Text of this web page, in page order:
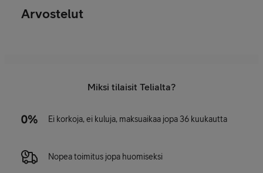
Arvostelut
Miksi tilaisit Telialta?
Ei korkoja, ei kuluja, maksuaikaa jopa 36 kuukautta
Nopea toimitus jopa huomiseksi